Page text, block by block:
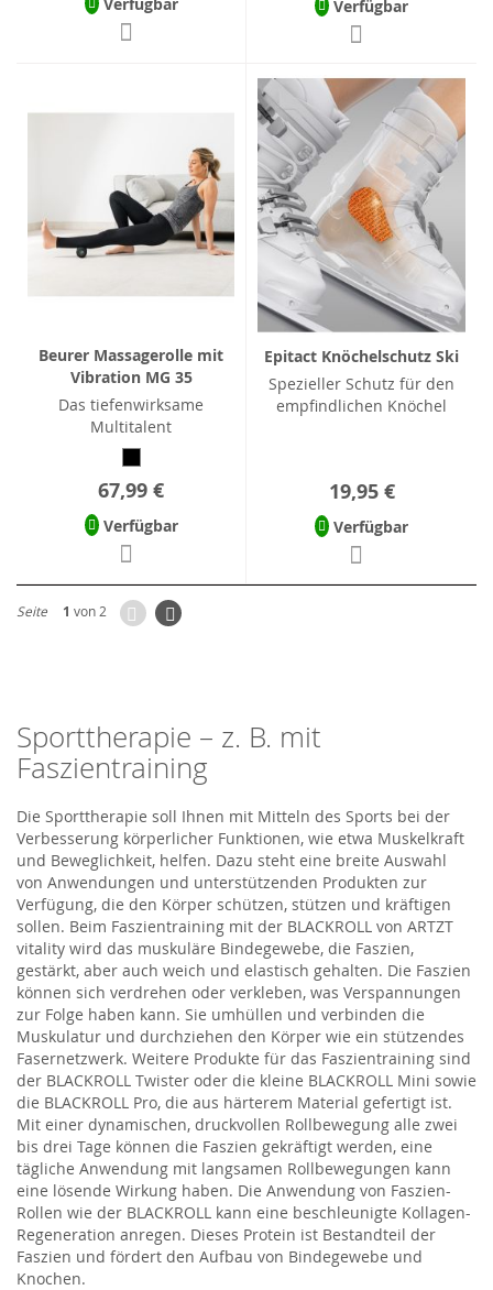
Verfügbar
Beurer Massagerolle mit
Vibration MG 35
Das tiefenwirksame
Multitalent
67,99 €
Verfügbar
Epitact Knöchelschutz Ski
Spezieller Schutz für den
empfindlichen Knöchel
19,95 €
Verfügbar
Seite 1 von 2 ZurückSeite
Weiter
Sporttherapie – z. B. mit
Faszientraining
Die Sporttherapie soll Ihnen mit Mitteln des Sports bei der
Verbesserung körperlicher Funktionen, wie etwa Muskelkraft
und Beweglichkeit, helfen. Dazu steht eine breite Auswahl
von Anwendungen und unterstützenden Produkten zur
Verfügung, die den Körper schützen, stützen und kräftigen
sollen. Beim Faszientraining mit der BLACKROLL von ARTZT
vitality wird das muskuläre Bindegewebe, die Faszien,
gestärkt, aber auch weich und elastisch gehalten. Die Faszien
können sich verdrehen oder verkleben, was Verspannungen
zur Folge haben kann. Sie umhüllen und verbinden die
Muskulatur und durchziehen den Körper wie ein stützendes
Fasernetzwerk. Weitere Produkte für das Faszientraining sind
der BLACKROLL Twister oder die kleine BLACKROLL Mini sowie
die BLACKROLL Pro, die aus härterem Material gefertigt ist.
Mit einer dynamischen, druckvollen Rollbewegung alle zwei
bis drei Tage können die Faszien gekräftigt werden, eine
tägliche Anwendung mit langsamen Rollbewegungen kann
eine lösende Wirkung haben. Die Anwendung von Faszien-
Rollen wie der BLACKROLL kann eine beschleunigte Kollagen-
Regeneration anregen. Dieses Protein ist Bestandteil der
Faszien und fördert den Aufbau von Bindegewebe und
Knochen.